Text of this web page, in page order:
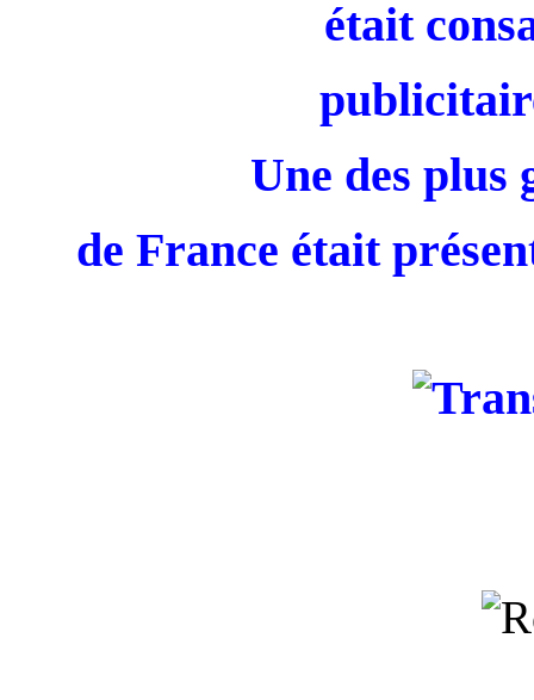
était
Une des plus
de France était